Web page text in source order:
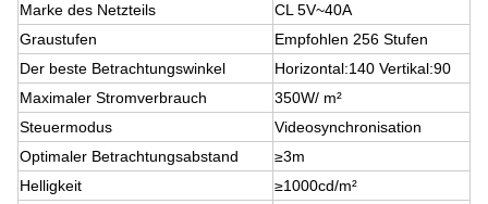
Marke des Netzteils
CL 5V~40A
Graustufen
Empfohlen 256 Stufen
Der beste Betrachtungswinkel
Horizontal:140 Vertikal:90
Maximaler Stromverbrauch
350W/ m²
Steuermodus
Videosynchronisation
Optimaler Betrachtungsabstand
≥3m
Helligkeit
≥1000cd/m²